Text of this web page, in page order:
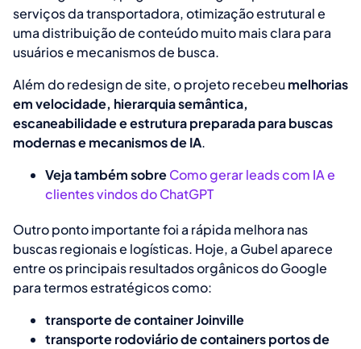
serviços da transportadora, otimização estrutural e
uma distribuição de conteúdo muito mais clara para
usuários e mecanismos de busca.
Além do redesign de site, o projeto recebeumelhorias
em velocidade, hierarquia semântica,
escaneabilidade e estrutura preparada para buscas
modernas e mecanismos de IA.
Veja também sobreComo gerar leads com IA e
clientes vindos do ChatGPT
Outro ponto importante foi a rápida melhora nas
buscas regionais e logísticas. Hoje, a Gubel aparece
entre os principais resultados orgânicos do Google
para termos estratégicos como:
transporte de container Joinville
transporte rodoviário de containers portos de